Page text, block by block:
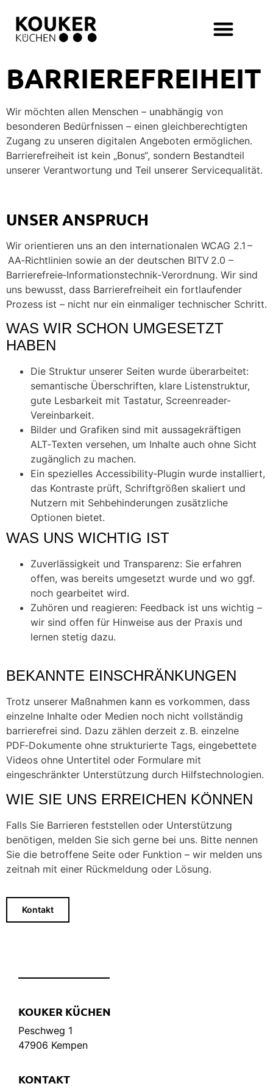
springen
BARRIEREFREIHEIT
Wir möchten allen Menschen – unabhängig von
besonderen Bedürfnissen – einen gleichberechtigten
Zugang zu unseren digitalen Angeboten ermöglichen.
Barrierefreiheit ist kein „Bonus“, sondern Bestandteil
unserer Verantwortung und Teil unserer Servicequalität.
UNSER ANSPRUCH
Wir orientieren uns an den internationalen WCAG 2.1 –
AA‑Richtlinien sowie an der deutschen BITV 2.0 –
Barrierefreie‑Informationstechnik‑Verordnung. Wir sind
uns bewusst, dass Barrierefreiheit ein fortlaufender
Prozess ist – nicht nur ein einmaliger technischer Schritt.
WAS WIR SCHON UMGESETZT
HABEN
Die Struktur unserer Seiten wurde überarbeitet:
semantische Überschriften, klare Listenstruktur,
gute Lesbarkeit mit Tastatur, Screenreader-
Vereinbarkeit.
Bilder und Grafiken sind mit aussagekräftigen
ALT‑Texten versehen, um Inhalte auch ohne Sicht
zugänglich zu machen.
Ein spezielles Accessibility‑Plugin wurde installiert,
das Kontraste prüft, Schriftgrößen skaliert und
Nutzern mit Sehbehinderungen zusätzliche
Optionen bietet.
WAS UNS WICHTIG IST
Zuverlässigkeit und Transparenz: Sie erfahren
offen, was bereits umgesetzt wurde und wo ggf.
noch gearbeitet wird.
Zuhören und reagieren: Feedback ist uns wichtig –
wir sind offen für Hinweise aus der Praxis und
lernen stetig dazu.
BEKANNTE EINSCHRÄNKUNGEN
Trotz unserer Maßnahmen kann es vorkommen, dass
einzelne Inhalte oder Medien noch nicht vollständig
barrierefrei sind. Dazu zählen derzeit z. B. einzelne
PDF‑Dokumente ohne strukturierte Tags, eingebettete
Videos ohne Untertitel oder Formulare mit
eingeschränkter Unterstützung durch Hilfstechnologien.
WIE SIE UNS ERREICHEN KÖNNEN
Falls Sie Barrieren feststellen oder Unterstützung
benötigen, melden Sie sich gerne bei uns. Bitte nennen
Sie die betroffene Seite oder Funktion – wir melden uns
zeitnah mit einer Rückmeldung oder Lösung.
Kontakt
KOUKER KÜCHEN
Peschweg 1
47906 Kempen
KONTAKT